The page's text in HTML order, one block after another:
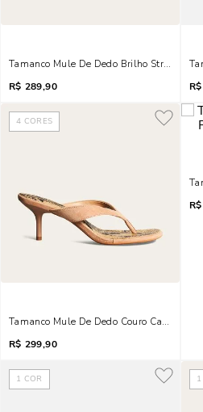
Tamanco Mule De Dedo Brilho Strass
R$ 289,90
R$
4 CORES
Tamanco Mule De Dedo Couro Camurça
R$ 299,90
R$
1 COR 1